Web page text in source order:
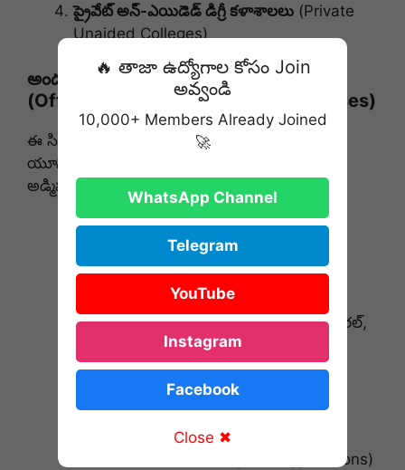
ప్రైవేట్ అన్-ఎయిడెడ్ డిగ్రీ కళాశాలలు (Private
Unaided Colleges)
అందుబాటులో ఉన్న డిగ్రీ కోర్సుల జాబితా
(Offered Non-Professional UG Courses)
ఈ సింగిల్ విండో పోర్టల్ ద్వారా ఏపీలోని అన్ని
యూనివర్సిటీల పరిధిలోని కాలేజీల్లో క్రింది కోర్సులకు
అడ్మిషన్లు పొందవచ్చు:
B.Sc (Bachelor of Science):కంప్యూటర్
సైన్స్, డేటా సైన్స్, మ్యాథ్స్, బాటనీ, జువాలజీ
మొదలైనవి.
B.Com (Bachelor of Commerce):జనరల్,
కంప్యూటర్ అప్లికేషన్స్, టాక్సేషన్ మొదలైనవి.
B.A (Bachelor of Arts):
ఎకనామిక్స్, పొలిటికల్ సైన్స్ మొదలైనవి.
(Bachelor of Computer Applications)
🔥 తాజా ఉద్యోగాల కోసం Join
అవ్వండి
10,000+ Members Already Joined
🚀
WhatsApp Channel
Telegram
YouTube
Instagram
Facebook
Close ✖